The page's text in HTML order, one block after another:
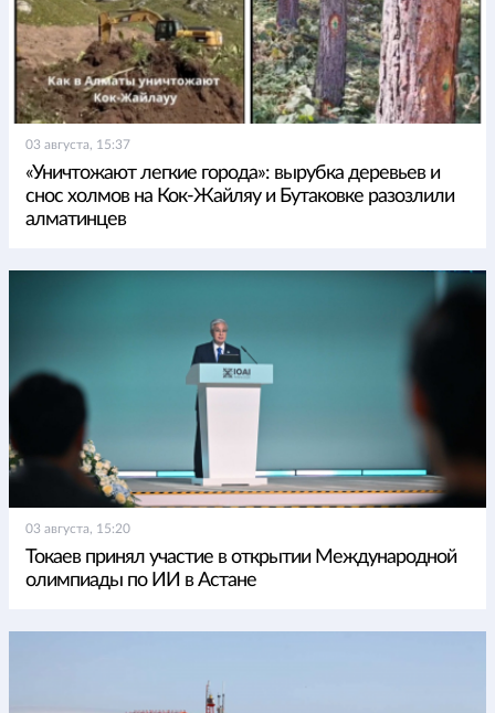
03 августа, 15:37
«Уничтожают легкие города»: вырубка деревьев и
снос холмов на Кок-Жайляу и Бутаковке разозлили
алматинцев
03 августа, 15:20
Токаев принял участие в открытии Международной
олимпиады по ИИ в Астане